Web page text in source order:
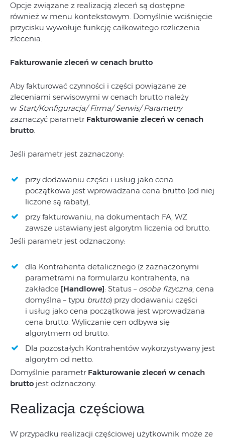
Opcje związane z realizacją zleceń są dostępne
również w menu kontekstowym. Domyślnie wciśnięcie
przycisku wywołuje funkcję całkowitego rozliczenia
zlecenia.
Fakturowanie zleceń w cenach brutto
Aby fakturować czynności i części powiązane ze
zleceniami serwisowymi w cenach brutto należy
w Start/Konfiguracja/ Firma/ Serwis/ Parametry
zaznaczyć parametr Fakturowanie zleceń w cenach
brutto.
Jeśli parametr jest zaznaczony:
przy dodawaniu części i usług jako cena
początkowa jest wprowadzana cena brutto (od niej
liczone są rabaty),
przy fakturowaniu, na dokumentach FA, WZ
zawsze ustawiany jest algorytm liczenia od brutto.
Jeśli parametr jest odznaczony:
dla Kontrahenta detalicznego (z zaznaczonymi
parametrami na formularzu kontrahenta, na
zakładce [Handlowe]: Status – osoba fizyczna, cena
domyślna – typu brutto) przy dodawaniu części
i usług jako cena początkowa jest wprowadzana
cena brutto. Wyliczanie cen odbywa się
algorytmem od brutto.
Dla pozostałych Kontrahentów wykorzystywany jest
algorytm od netto.
Domyślnie parametr Fakturowanie zleceń w cenach
brutto jest odznaczony.
Realizacja częściowa
W przypadku realizacji częściowej użytkownik może ze